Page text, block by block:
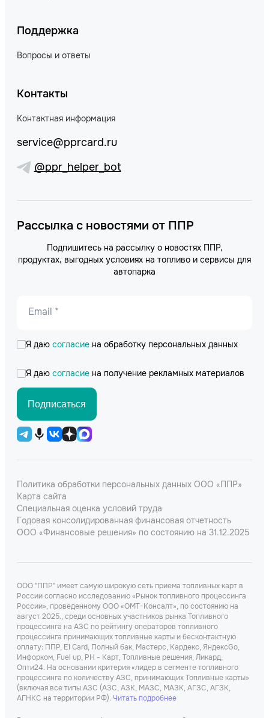
Поддержка
Вопросы и ответы
Контакты
Контактная информация
service@pprcard.ru
@ppr_helper_bot
Рассылка с новостями от ППР
Подпишитесь на рассылку о новостях ППР,
продуктах, выгодных условиях на топливо и сервисы для
автопарка
Email *
Я даю согласие на обработку персональных данных
Я даю согласие на получение рекламных материалов
Подписаться
Политика обработки персональных данных ООО «ППР»
Карта сайта
Специальная оценка условий труда
Годовая консолидированная финансовая отчетность
ООО «Финансовые решения» по состоянию на 31.12.2025
ООО "ППР" имеет самую широкую сеть приема топливных карт в
России согласно исследованию «Рынок топливного процессинга
России», проведенному ООО «ОМТ-Консалт», по состоянию на
август 2025., среди основных участников рынка Топливного
процессинга на АЗС по рейтингу операторов топливного
процессинга принимающих топливные карты и бесконтактную
оплату: ППР, Е1 Card, Полный бак, Мастерс, Кардекс, ЯндексGo,
Инфорком, Fuel up, РН - Карт, Топливные решения, Ликард,
Опти24. На основании критерия «лидер в сегменте топливного
процессинга по количеству АЗС, принимающих Топливные карты»
(включая все типы АЗС (АЗС, АЗК, МАЗС, МАЗК, АГЗС, АГЗК,
АГНКС на территории РФ). Читать подробнее